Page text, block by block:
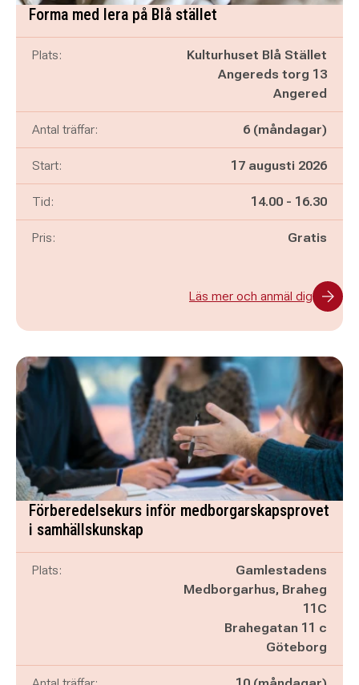
Forma med lera på Blå stället
Plats:
Kulturhuset Blå Stället
Angereds torg 13
Angered
Antal träffar: 6 (måndagar)
Start: 17 augusti 2026
Tid: Pågår mellan
14.00 - och
16.30
Pris: Gratis
Läs mer och anmäl dig
Förberedelsekurs inför medborgarskapsprovet
i samhällskunskap
Plats:
Gamlestadens
Medborgarhus, Braheg
11C
Brahegatan 11 c
Göteborg